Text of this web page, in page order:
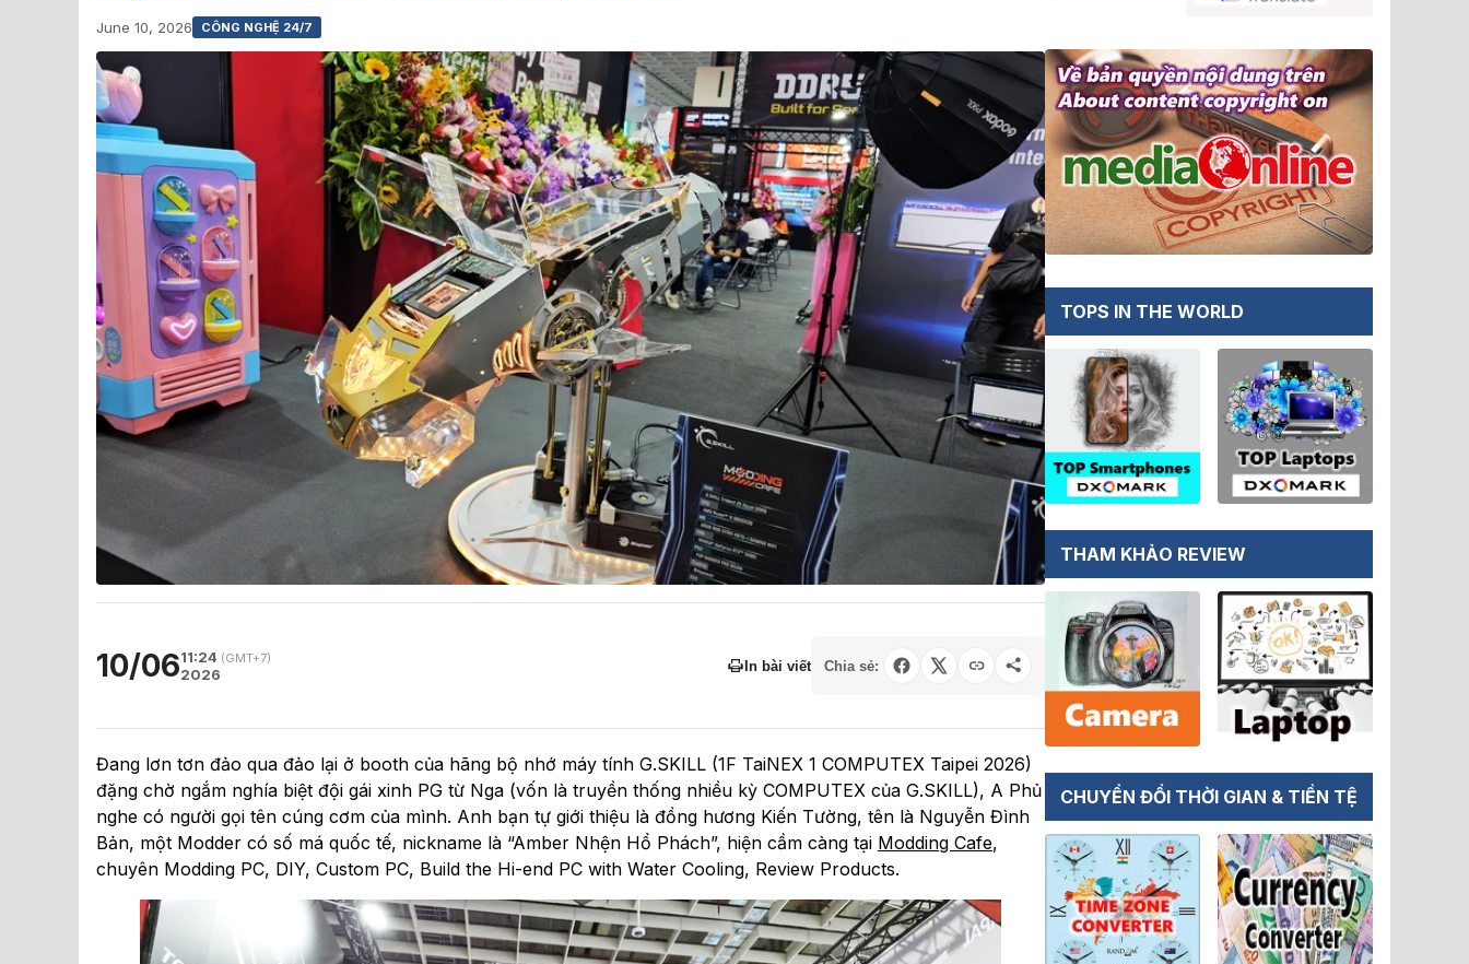
June 10, 2026 CÔNG NGHỆ 24/7
10/0611:24 (GMT+7)
2026 In bài viết Chia sẻ:
Đang lơn tơn đảo qua đảo lại ở booth của hãng bộ nhớ máy tính G.SKILL (1F TaiNEX 1 COMPUTEX Taipei 2026)
đặng chờ ngắm nghía biệt đội gái xinh PG từ Nga (vốn là truyền thống nhiều kỳ COMPUTEX của G.SKILL), A Phủ
nghe có người gọi tên cúng cơm của mình. Anh bạn tự giới thiệu là đồng hương Kiến Tường, tên là Nguyễn Đình
Bản, một Modder có số má quốc tế, nickname là “Amber Nhện Hổ Phách”, hiện cầm càng tại Modding Cafe,
chuyên Modding PC, DIY, Custom PC, Build the Hi-end PC with Water Cooling, Review Products.
TOPS IN THE WORLD
THAM KHẢO REVIEW
CHUYỂN ĐỔI THỜI GIAN & TIỀN TỆ